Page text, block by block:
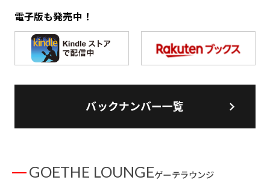
電子版も発売中！
バックナンバー一覧
GOETHE LOUNGEゲーテラウンジ